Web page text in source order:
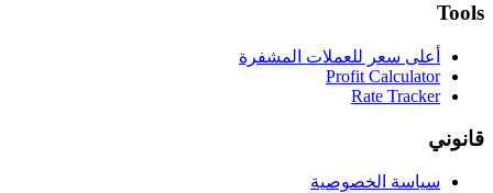
Tools
أعلى سعر للعملات المشفرة
Profit Calculator
Rate Tracker
قانوني
سياسة الخصوصية